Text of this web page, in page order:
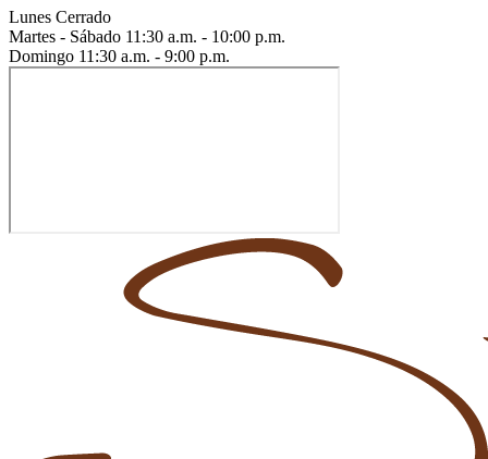
Lunes Cerrado
Martes - Sábado 11:30 a.m. - 10:00 p.m.
Domingo 11:30 a.m. - 9:00 p.m.